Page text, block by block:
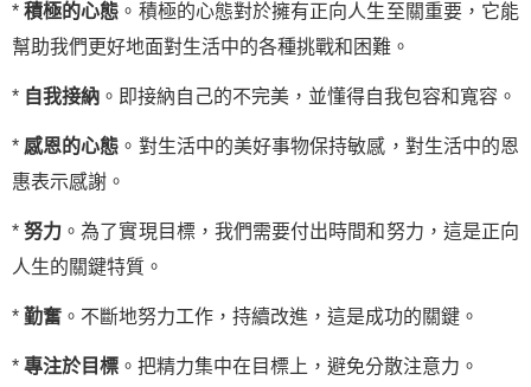
*積極的心態 。積極的心態對於擁有正向人生至關重要，它能
幫助我們更好地面對生活中的各種挑戰和困難。
* 自我接納 。即接納自己的不完美，並懂得自我包容和寬容。
* 感恩的心態 。對生活中的美好事物保持敏感，對生活中的恩
惠表示感謝。
*努力 。為了實現目標，我們需要付出時間和努力，這是正向
人生的關鍵特質。
* 勤奮 。不斷地努力工作，持續改進，這是成功的關鍵。
* 專注於目標 。把精力集中在目標上，避免分散注意力。